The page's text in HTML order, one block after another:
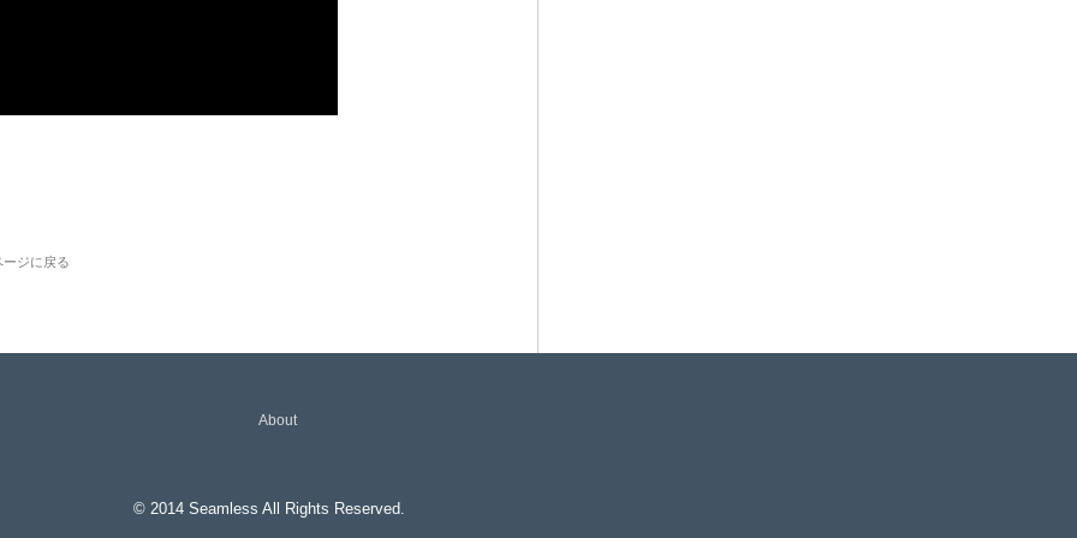
ジに戻る
About
© 2014 Seamless All Rights Reserved.